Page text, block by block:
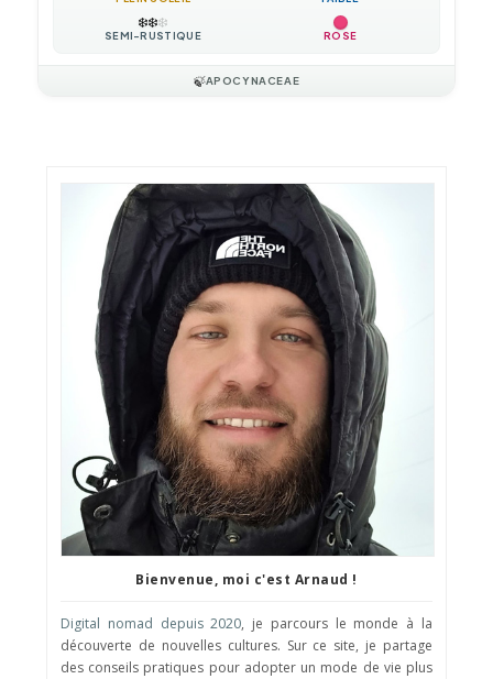
❄️❄️❄️
SEMI-RUSTIQUE ROSE
🍃APOCYNACEAE
Bienvenue, moi c'est Arnaud !
Digital nomad depuis 2020, je parcours le monde à la
découverte de nouvelles cultures. Sur ce site, je partage
des conseils pratiques pour adopter un mode de vie plus